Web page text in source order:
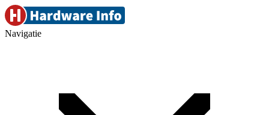
Navigatie